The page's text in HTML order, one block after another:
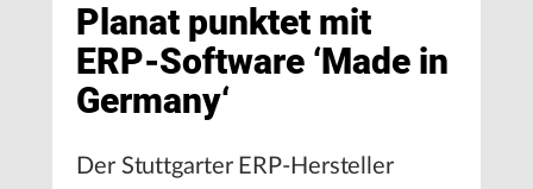
Planat punktet mit
ERP-Software ‘Made in
Germany‘
Der Stuttgarter ERP-Hersteller